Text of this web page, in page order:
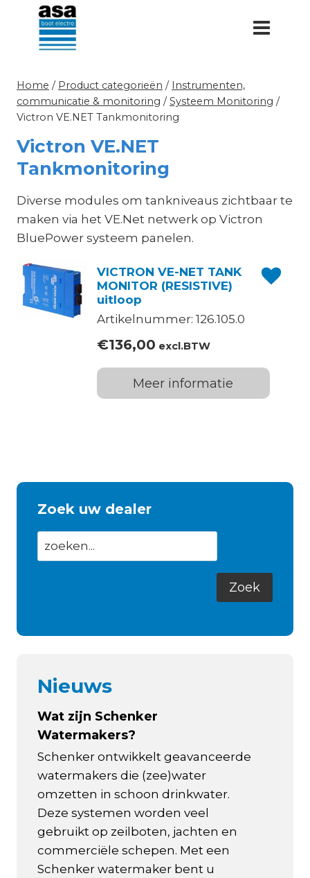
Doorgaan
inhoud
Home / Product categorieën / Instrumenten,
communicatie & monitoring / Systeem Monitoring /
Victron VE.NET Tankmonitoring
Victron VE.NET
Tankmonitoring
Diverse modules om tankniveaus zichtbaar te
maken via het VE.Net netwerk op Victron
BluePower systeem panelen.
VICTRON VE-NET TANK
MONITOR (RESISTIVE)
uitloop
Artikelnummer: 126.105.0
€136,00 excl.BTW
Meer informatie
Zoek uw dealer
Nieuws
Wat zijn Schenker
Watermakers?
Schenker ontwikkelt geavanceerde
watermakers die (zee)water
omzetten in schoon drinkwater.
Deze systemen worden veel
gebruikt op zeilboten, jachten en
commerciële schepen. Met een
Schenker watermaker bent u